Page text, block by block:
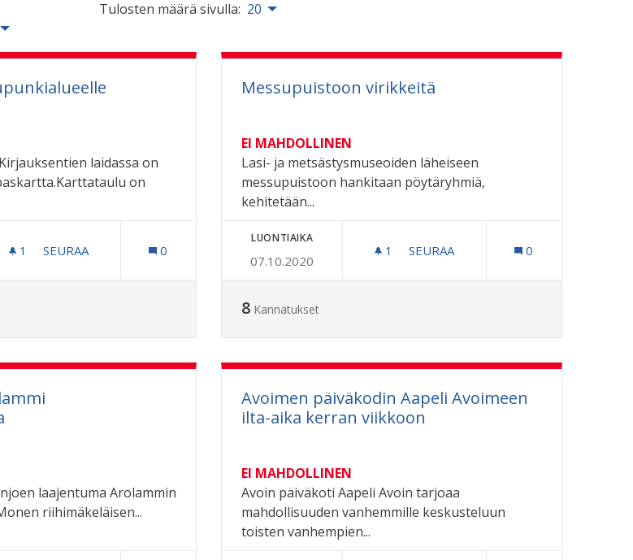
Tulosten määrä sivulla: 20
laidassa on
on
1 1 SEURAAJA
SEURAA
LÄHIOPASTUS KAUPUNKIALUEELLE
0
Messupuistoon virikkeitä
EI MAHDOLLINEN
Lasi- ja metsästysmuseoiden läheiseen
messupuistoon hankitaan pöytäryhmiä,
kehitetään...
LUONTIAIKA
07.10.2020
1 1 SEURAAJA
SEURAA 0
8 Kannatukset
laajentuma Arolammin
riihimäkeläisen...
Avoimen päiväkodin Aapeli Avoimeen
ilta-aika kerran viikkoon
EI MAHDOLLINEN
Avoin päiväkoti Aapeli Avoin tarjoaa
mahdollisuuden vanhemmille keskusteluun
toisten vanhempien...